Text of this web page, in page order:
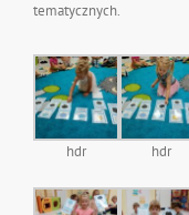
tematycznych.
hdr hdr